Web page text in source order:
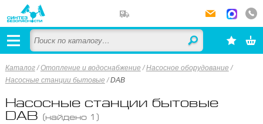
Каталог /Отопление и водоснабжение /Насосное оборудование /
Насосные станции бытовые /DAB
Насосные станции бытовые
DAB (найдено 1)